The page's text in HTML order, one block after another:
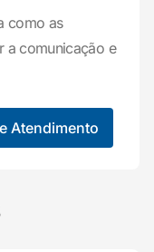
como as
a comunicação e
Atendimento